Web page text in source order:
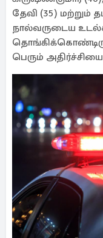
தேவி (35) மற்றும்
நால்வருடைய
பெரும் அதிர்ச்சியை